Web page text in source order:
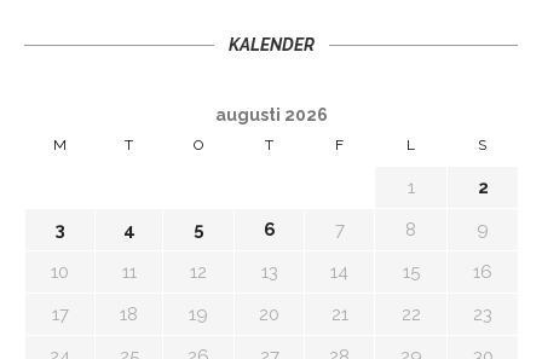
KALENDER
augusti 2026
M T O T F L S
1
2
3
4 5 6 7 8
9
10
11 12 13 14 15
16
17
18 19 20 21 22
23